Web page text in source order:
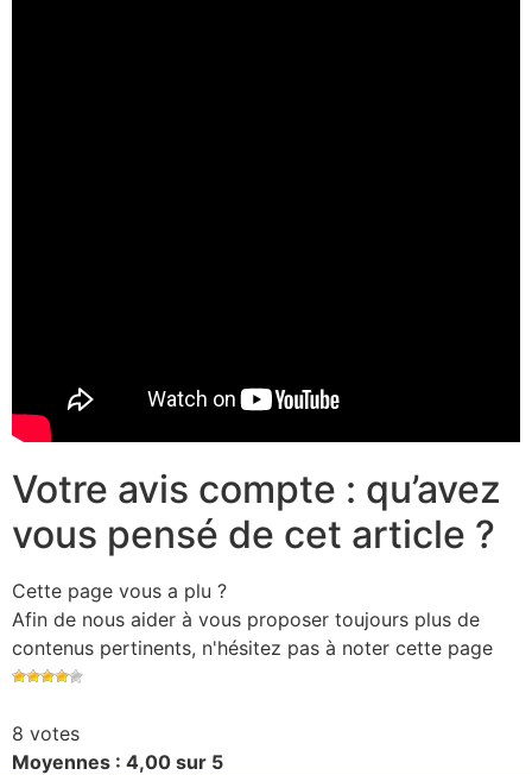
Votre avis compte : qu’avez
vous pensé de cet article ?
Cette page vous a plu ?
Afin de nous aider à vous proposer toujours plus de
contenus pertinents, n'hésitez pas à noter cette page
8 votes
Moyennes : 4,00 sur 5